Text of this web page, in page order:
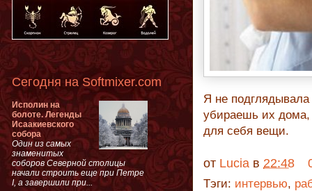
Я не
убираешь их дома,
для себя вещи.
от Lucia в 22:48
Тэги: интервью,
Сегодня на Softmixer.com
Исполин на
болоте. Легенды
Исаакиевского
собора
Один из самых
знаменитых
соборов Северной столицы
начали строить еще при Петре
I, а завершили при...